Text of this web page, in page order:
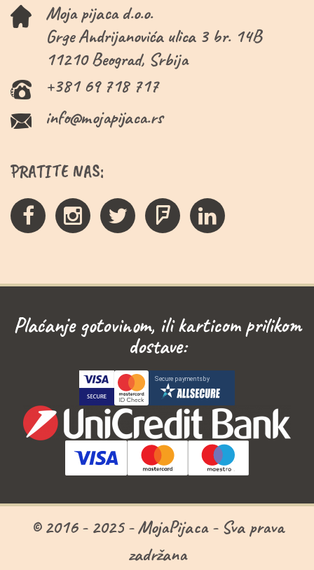
Moja pijaca d.o.o.
Grge Andrijanovića ulica 3 br. 14B
11210 Beograd, Srbija
+381 69 718 717
info@mojapijaca.rs
PRATITE NAS:
Plaćanje gotovinom, ili karticom prilikom
dostave:
© 2016 - 2025 - MojaPijaca - Sva prava
zadržana